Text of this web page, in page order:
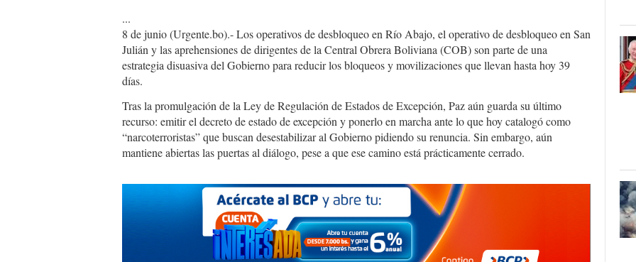
...
8 de junio (Urgente.bo).- Los operativos de desbloqueo en Río Abajo, el operativo de desbloqueo en San
Julián y las aprehensiones de dirigentes de la Central Obrera Boliviana (COB) son parte de una
estrategia disuasiva del Gobierno para reducir los bloqueos y movilizaciones que llevan hasta hoy 39
días.
Tras la promulgación de la Ley de Regulación de Estados de Excepción, Paz aún guarda su último
recurso: emitir el decreto de estado de excepción y ponerlo en marcha ante lo que hoy catalogó como
“narcoterroristas” que buscan desestabilizar al Gobierno pidiendo su renuncia. Sin embargo, aún
mantiene abiertas las puertas al diálogo, pese a que ese camino está prácticamente cerrado.